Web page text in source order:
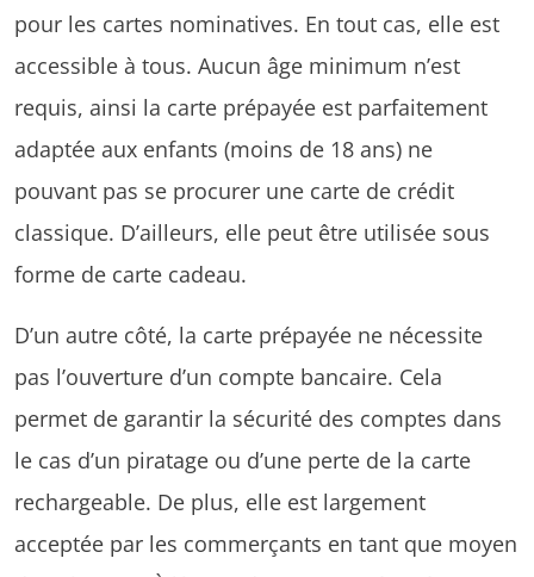
pour les cartes nominatives. En tout cas, elle est
accessible à tous. Aucun âge minimum n’est
requis, ainsi la carte prépayée est parfaitement
adaptée aux enfants (moins de 18 ans) ne
pouvant pas se procurer une carte de crédit
classique. D’ailleurs, elle peut être utilisée sous
forme de carte cadeau.
D’un autre côté, la carte prépayée ne nécessite
pas l’ouverture d’un compte bancaire. Cela
permet de garantir la sécurité des comptes dans
le cas d’un piratage ou d’une perte de la carte
rechargeable. De plus, elle est largement
acceptée par les commerçants en tant que moyen